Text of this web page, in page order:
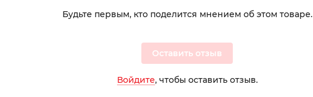
Будьте первым, кто поделится мнением об этом товаре.
Оставить отзыв
Войдите, чтобы оставить отзыв.